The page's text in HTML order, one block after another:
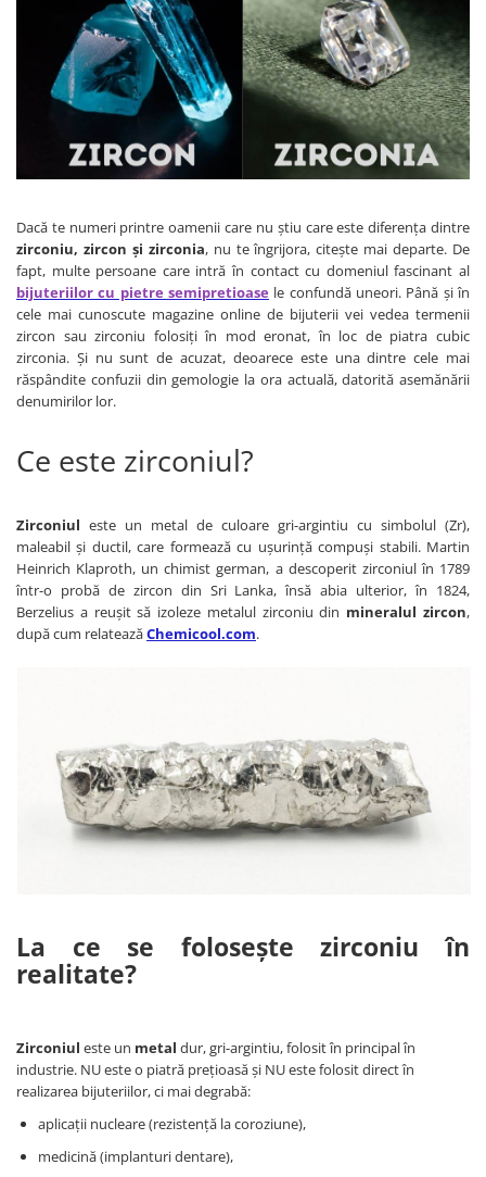
Bijuterii cuart fumuriu
Bijuterii cuart roz
Bijuterii cuart rutilat si incolor
Bijuterii cubic zirconia
Bijuterii granat
Bijuterii jad
Bijuterii jasp
Bijuterii labradorit
Bijuterii lapis lazuli
Bijuterii larimar
Bijuterii malachit
Bijuterii ochi de tigru
Bijuterii opal
Bijuterii peridot
Bijuterii perle
Bijuterii piatra lunii
Bijuterii rubin
Bijuterii safir
Bijuterii sidef si abalone
Bijuterii smarald
Bijuterii tanzanit
Bijuterii topaz
Bijuterii turmaline
Bijuterii morganit
Cercei argint cu granat
Cercei argint cu opal
Cercei argint cu carneol
Cercei argint cu labradorit
Cercei argint cu lapis lazuli
Cercei argint cu malachit
Cercei argint cu peridot
Cercei argint cu perle
Cercei argint cu topaz
Dacă te numeri printre oamenii care nu știu care este diferența dintre
zirconiu, zircon și zirconia, nu te îngrijora, citește mai departe. De
fapt, multe persoane care intră în contact cu domeniul fascinant al
bijuteriilor cu pietre semipretioase le confundă uneori. Până și în
cele mai cunoscute magazine online de bijuterii vei vedea termenii
zircon sau zirconiu folosiți în mod eronat, în loc de piatra cubic
zirconia. Și nu sunt de acuzat, deoarece este una dintre cele mai
răspândite confuzii din gemologie la ora actuală, datorită asemănării
denumirilor lor.
Ce este zirconiul?
Zirconiul este un metal de culoare gri-argintiu cu simbolul (Zr),
maleabil și ductil, care formează cu ușurință compuși stabili. Martin
Heinrich Klaproth, un chimist german, a descoperit zirconiul în 1789
într-o probă de zircon din Sri Lanka, însă abia ulterior, în 1824,
Berzelius a reușit să izoleze metalul zirconiu din mineralul zircon,
după cum relateazăChemicool.com.
La ce se folosește zirconiu în
realitate?
Zirconiul este un metal dur, gri-argintiu, folosit în principal în
industrie. NU este o piatră prețioasă și NU este folosit direct în
realizarea bijuteriilor, ci mai degrabă:
aplicații nucleare (rezistență la coroziune),
medicină (implanturi dentare),